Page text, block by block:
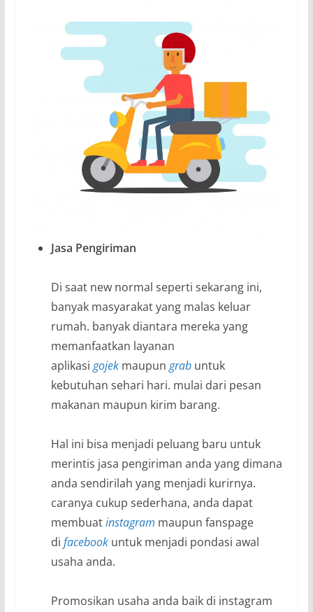
Jasa Pengiriman
Di saat new normal seperti sekarang ini,
banyak masyarakat yang malas keluar
rumah. banyak diantara mereka yang
memanfaatkan layanan
aplikasi gojekmaupun grabuntuk
kebutuhan sehari hari. mulai dari pesan
makanan maupun kirim barang.
Hal ini bisa menjadi peluang baru untuk
merintis jasa pengiriman anda yang dimana
anda sendirilah yang menjadi kurirnya.
caranya cukup sederhana, anda dapat
membuatinstagram maupun fanspage
di facebookuntuk menjadi pondasi awal
usaha anda.
Promosikan usaha anda baik di instagram